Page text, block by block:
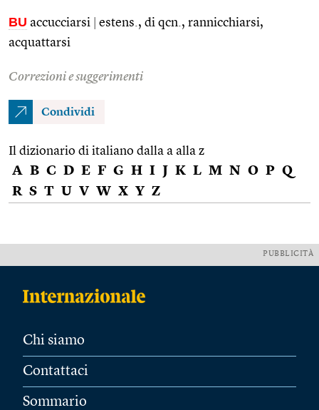
BU accucciarsi
estens., di qcn., rannicchiarsi,
acquattarsi
Correzioni e suggerimenti
Condividi
Il dizionario di italiano dalla a alla z
A B C D E F G H I J K L M N O P Q
R S T U V W X Y Z
PUBBLICITÀ
Chi siamo
Contattaci
Sommario